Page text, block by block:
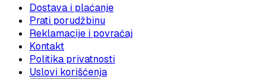
Dostava i plaćanje
Prati porudžbinu
Reklamacije i povraćaj
Kontakt
Politika privatnosti
Uslovi korišćenja